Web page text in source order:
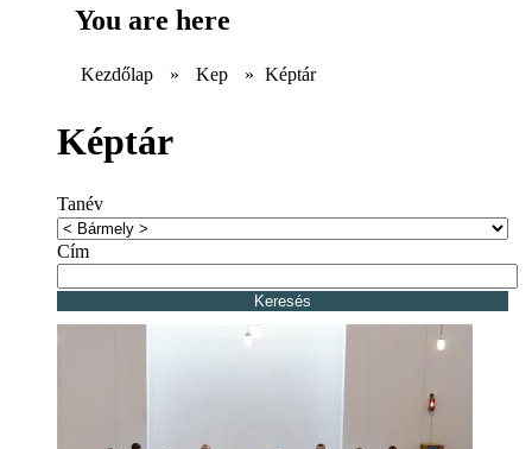
You are here
Kezdőlap » Kep » Képtár
Képtár
Tanév
Cím